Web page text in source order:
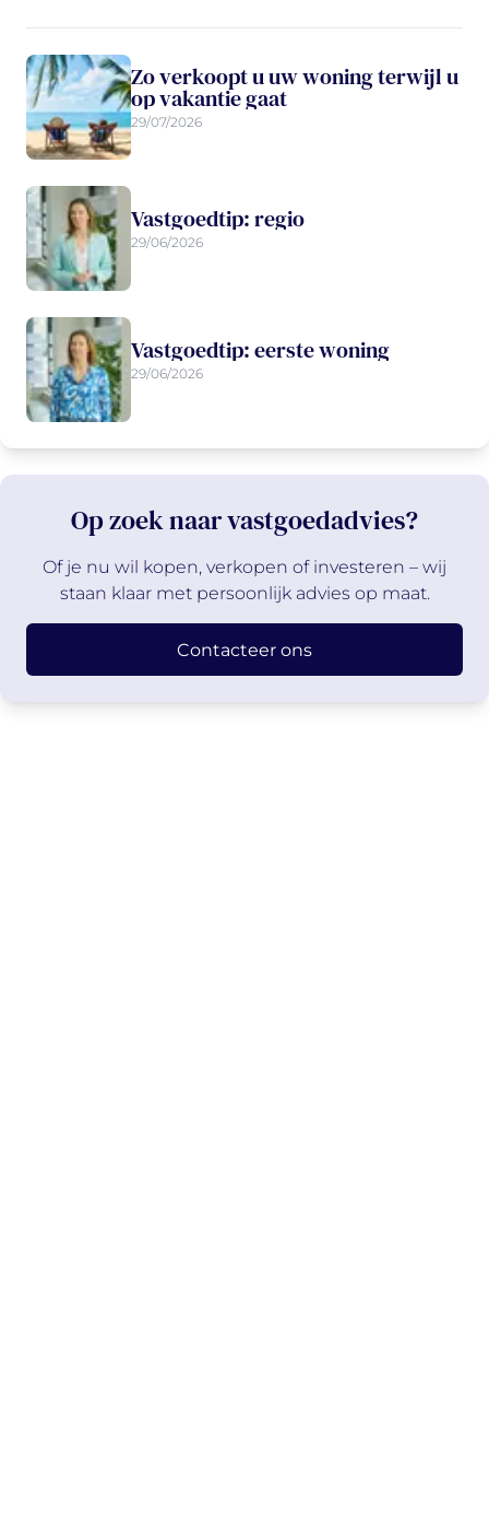
Zo verkoopt u uw woning terwijl u
op vakantie gaat
29/07/2026
Vastgoedtip: regio
29/06/2026
Vastgoedtip: eerste woning
29/06/2026
Op zoek naar vastgoedadvies?
Of je nu wil kopen, verkopen of investeren – wij
staan klaar met persoonlijk advies op maat.
Contacteer ons